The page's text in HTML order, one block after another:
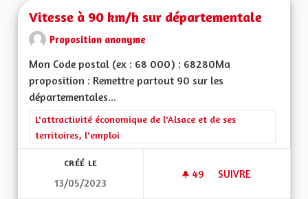
Vitesse à 90 km/h sur départementale
Proposition anonyme
Mon Code postal (ex : 68 000) : 68280Ma
proposition : Remettre partout 90 sur les
départementales...
Filtrer les résultats de la catégorie : L'attractivité
L'attractivité économique de l'Alsace et de ses
territoires, l'emploi
CRÉÉ LE
13/05/2023
49 49 ABONNÉS
SUIVRE